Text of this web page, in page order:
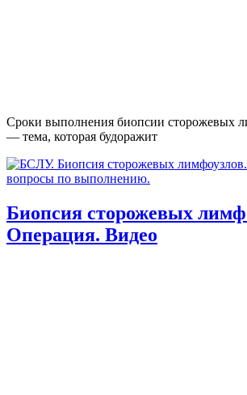
Сроки выполнения биопсии сторожевых
— тема, которая будоражит
Биопсия сторожевых
Операция. Видео